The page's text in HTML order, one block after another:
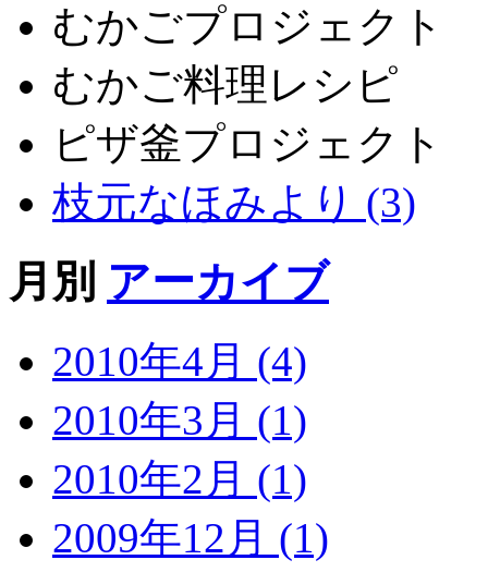
むかごプロジェクト
むかご料理レシピ
ピザ釜プロジェクト
枝元なほみより (3)
月別 アーカイブ
2010年4月 (4)
2010年3月 (1)
2010年2月 (1)
2009年12月 (1)